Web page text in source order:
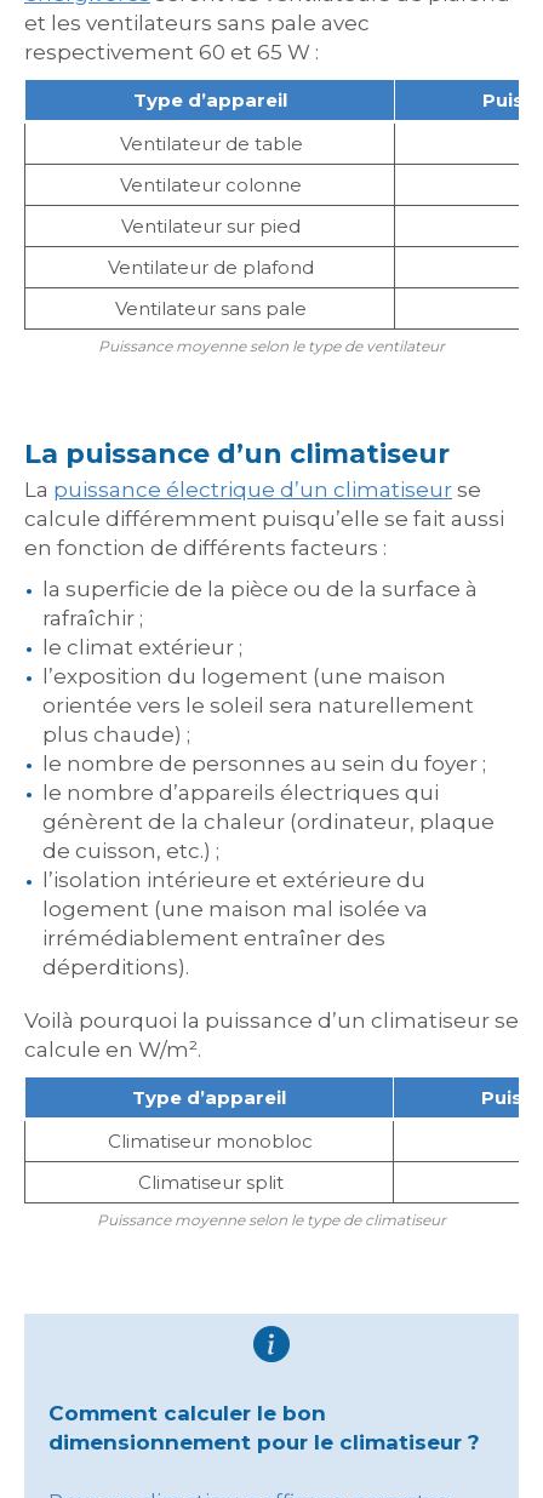
et les ventilateurs sans pale avec
respectivement 60 et 65 W :
Type d’appareil
Ventilateur de table
Ventilateur colonne
Ventilateur sur pied
Ventilateur de plafond
Ventilateur sans pale
Puissance moyenne selon le type de ventilateur
La puissance d’un climatiseur
La puissance électrique d’un climatiseur se
calcule différemment puisqu’elle se fait aussi
en fonction de différents facteurs :
la superficie de la pièce ou de la surface à
rafraîchir ;
le climat extérieur ;
l’exposition du logement (une maison
orientée vers le soleil sera naturellement
plus chaude) ;
le nombre de personnes au sein du foyer ;
le nombre d’appareils électriques qui
génèrent de la chaleur (ordinateur, plaque
de cuisson, etc.) ;
l’isolation intérieure et extérieure du
logement (une maison mal isolée va
irrémédiablement entraîner des
déperditions).
Voilà pourquoi la puissance d’un climatiseur se
calcule en W/m².
Type d’appareil
Climatiseur monobloc
Climatiseur split
Puissance moyenne selon le type de climatiseur
Comment calculer le bon
dimensionnement pour le climatiseur ?